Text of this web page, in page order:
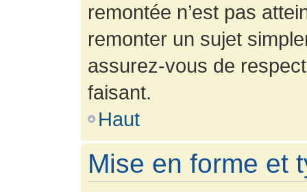
remontée n’est pas
remonter un sujet
assurez-vous de
faisant.
Haut
Mise en forme et